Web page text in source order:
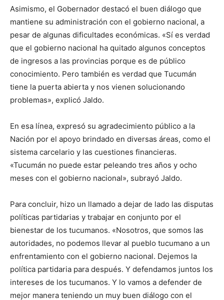
Asimismo, el Gobernador destacó el buen diálogo que
mantiene su administración con el gobierno nacional, a
pesar de algunas dificultades económicas. «Sí es verdad
que el gobierno nacional ha quitado algunos conceptos
de ingresos a las provincias porque es de público
conocimiento. Pero también es verdad que Tucumán
tiene la puerta abierta y nos vienen solucionando
problemas», explicó Jaldo.
En esa línea, expresó su agradecimiento público a la
Nación por el apoyo brindado en diversas áreas, como el
sistema carcelario y las cuestiones financieras.
«Tucumán no puede estar peleando tres años y ocho
meses con el gobierno nacional», subrayó Jaldo.
Para concluir, hizo un llamado a dejar de lado las disputas
políticas partidarias y trabajar en conjunto por el
bienestar de los tucumanos. «Nosotros, que somos las
autoridades, no podemos llevar al pueblo tucumano a un
enfrentamiento con el gobierno nacional. Dejemos la
política partidaria para después. Y defendamos juntos los
intereses de los tucumanos. Y lo vamos a defender de
mejor manera teniendo un muy buen diálogo con el